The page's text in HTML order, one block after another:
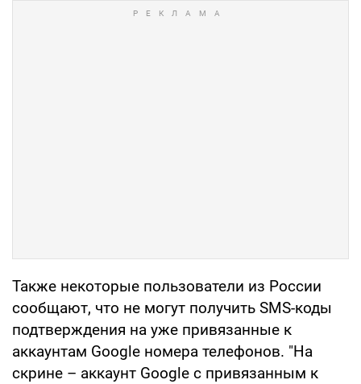
Также некоторые пользователи из России
сообщают, что не могут получить SMS-коды
подтверждения на уже привязанные к
аккаунтам Google номера телефонов. "На
скрине – аккаунт Google с привязанным к